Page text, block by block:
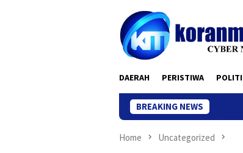
DAERAH PERISTIWA
BREAKING NEWS
Home Uncategorized